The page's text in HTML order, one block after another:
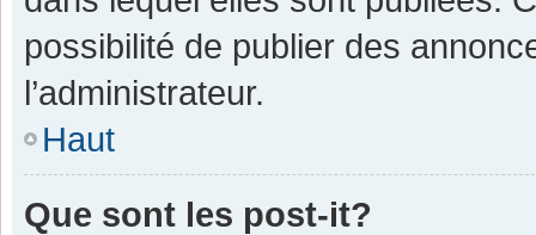
possibilité de publier des
l’administrateur.
Haut
Que sont les post-it?